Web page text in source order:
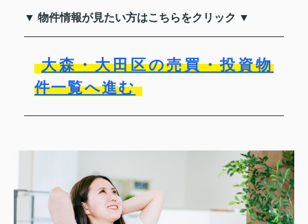
▼ 物件情報が見たい方はこちらをクリック ▼
大森・大田区の売買・投資物
件一覧へ進む